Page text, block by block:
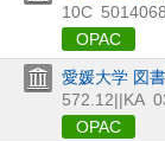
10C
OPAC
愛媛大学 図
572.12||KA
OPAC